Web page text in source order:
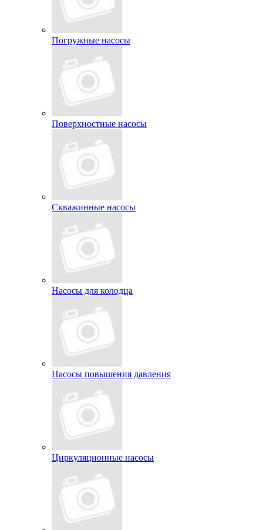
Погружные насосы
Поверхностные насосы
Скважинные насосы
Насосы для колодца
Насосы повышения давления
Циркуляционные насосы